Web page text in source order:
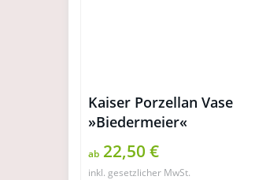
Kaiser Porzellan Vase
»Biedermeier«
ab 22,50 €
inkl. gesetzlicher MwSt.